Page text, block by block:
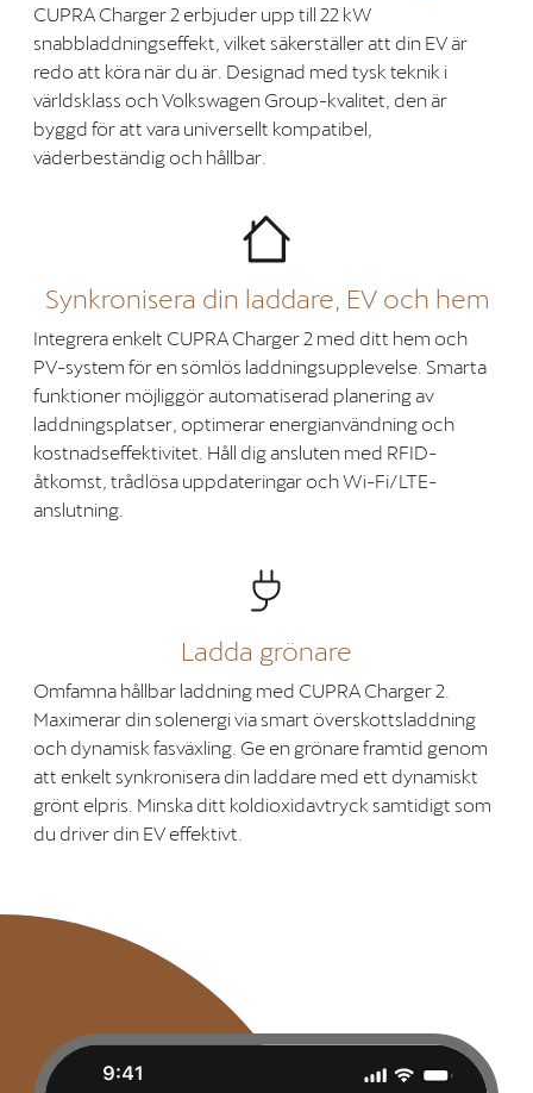
CUPRA Charger 2 erbjuder upp till 22 kW
snabbladdningseffekt, vilket säkerställer att din EV är
redo att köra när du är. Designad med tysk teknik i
världsklass och Volkswagen Group-kvalitet, den är
byggd för att vara universellt kompatibel,
väderbeständig och hållbar.
Synkronisera din laddare, EV och hem
Integrera enkelt CUPRA Charger 2 med ditt hem och
PV-system för en sömlös laddningsupplevelse. Smarta
funktioner möjliggör automatiserad planering av
laddningsplatser, optimerar energianvändning och
kostnadseffektivitet. Håll dig ansluten med RFID-
åtkomst, trådlösa uppdateringar och Wi-Fi/LTE-
anslutning.
Ladda grönare
Omfamna hållbar laddning med CUPRA Charger 2.
Maximerar din solenergi via smart överskottsladdning
och dynamisk fasväxling. Ge en grönare framtid genom
att enkelt synkronisera din laddare med ett dynamiskt
grönt elpris. Minska ditt koldioxidavtryck samtidigt som
du driver din EV effektivt.